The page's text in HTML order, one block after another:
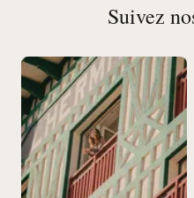
Suivez